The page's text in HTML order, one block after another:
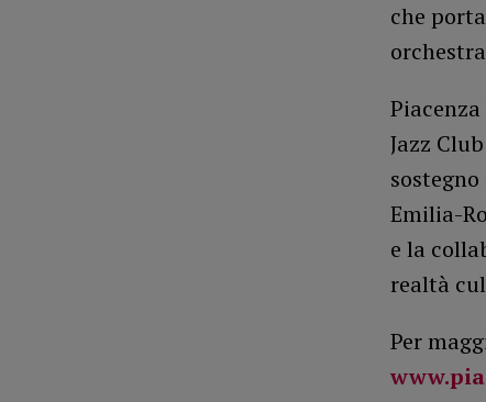
che
Jazz
Emilia-
e la
realtà
Per